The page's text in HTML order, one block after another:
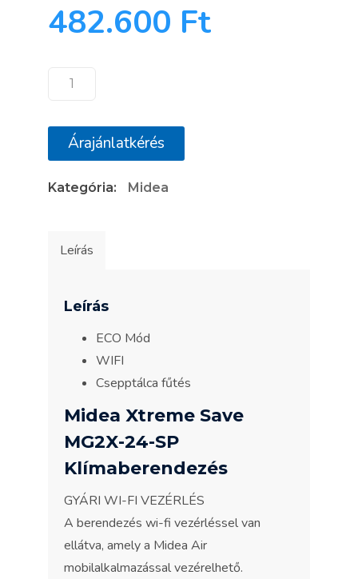
482.600 Ft
Midea
Save
MG2X-
SP
Árajánlatkérés
Kategória: Midea
Leírás
Leírás
ECO Mód
WIFI
Csepptálca fűtés
Midea Xtreme Save
MG2X-24-SP
Klímaberendezés
GYÁRI WI-FI VEZÉRLÉS
A berendezés wi-fi vezérléssel van
ellátva, amely a Midea Air
mobilalkalmazással vezérelhető.